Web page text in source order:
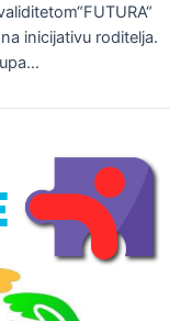
inicijativu roditelja.